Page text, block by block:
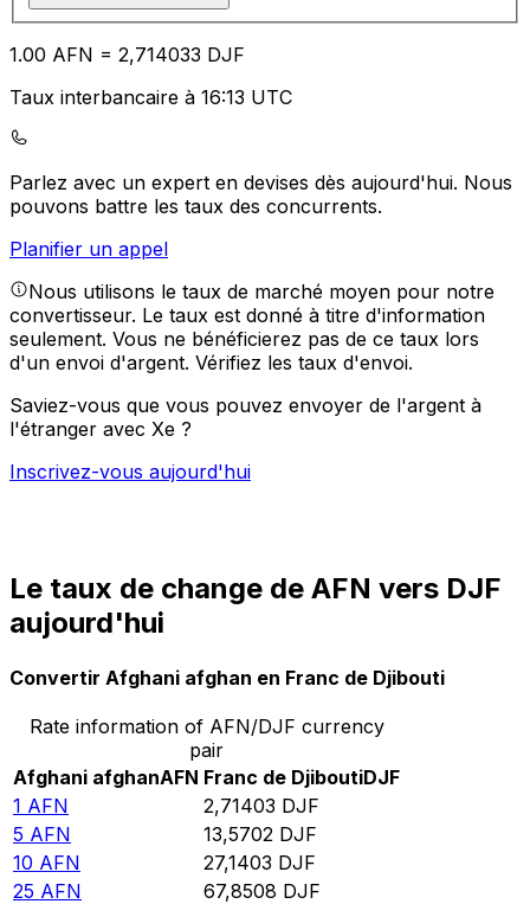
1.00 AFN = 2,714033 DJF
Taux interbancaire à 16:13 UTC
Parlez avec un expert en devises dès aujourd'hui. Nous
pouvons battre les taux des concurrents.
Planifier un appel
Nous utilisons le taux de marché moyen pour notre
convertisseur. Le taux est donné à titre d'information
seulement. Vous ne bénéficierez pas de ce taux lors
d'un envoi d'argent. Vérifiez les taux d'envoi.
Saviez-vous que vous pouvez envoyer de l'argent à
l'étranger avec Xe ?
Inscrivez-vous aujourd'hui
Le taux de change de AFN vers DJF
aujourd'hui
Convertir Afghani afghan en Franc de Djibouti
Rate information of AFN/DJF currency
pair
Afghani afghanAFN Franc de DjiboutiDJF
1 AFN 2,71403 DJF
5 AFN 13,5702 DJF
10 AFN 27,1403 DJF
25 AFN 67,8508 DJF